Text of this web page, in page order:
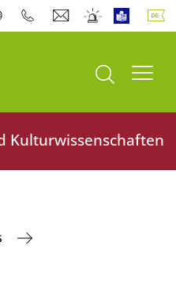
Suche öffnen
Kulturwissenschaften